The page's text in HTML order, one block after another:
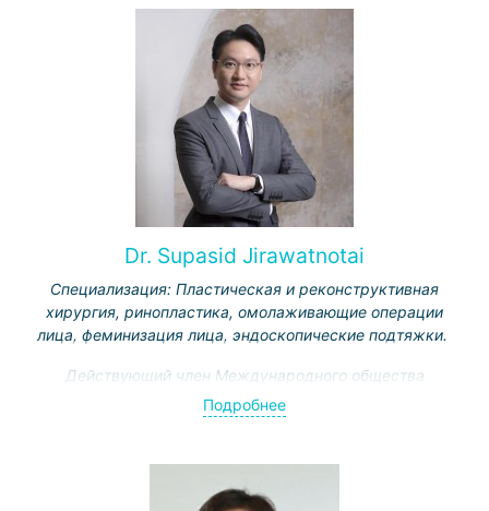
Dr. Supasid Jirawatnotai
Специализация: Пластическая и реконструктивная
хирургия, ринопластика, омолаживающие операции
лица, феминизация лица, эндоскопические подтяжки.
Действующий член Международного общества
эстетической пластической хирургии, Тайского
общества пластической и реконструктивной
эстетической пластической хирургии.
Проходил обучение по лицевым операции в
Подробнее